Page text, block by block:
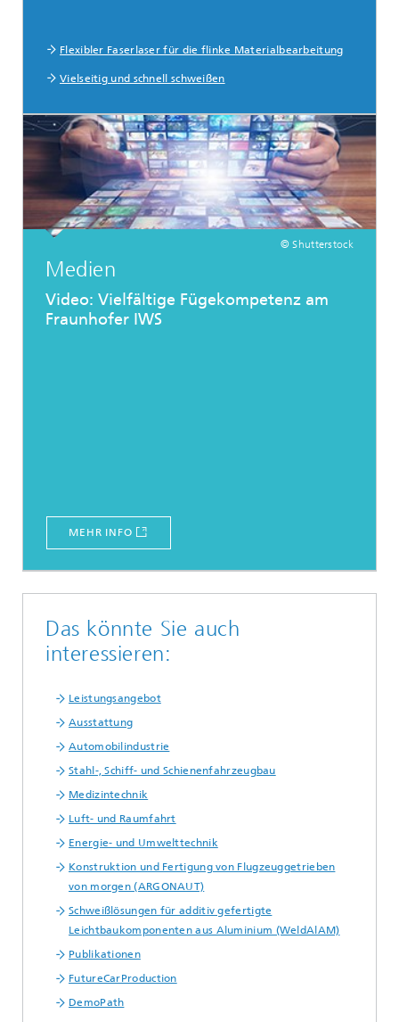
Flexibler Faserlaser für die flinke Materialbearbeitung
Vielseitig und schnell schweißen
© Shutterstock
Medien
Video: Vielfältige Fügekompetenz am
Fraunhofer IWS
MEHR INFO
Das könnte Sie auch
interessieren:
Leistungsangebot
Ausstattung
Automobilindustrie
Stahl-, Schiff- und Schienenfahrzeugbau
Medizintechnik
Luft- und Raumfahrt
Energie- und Umwelttechnik
Konstruktion und Fertigung von Flugzeuggetrieben
von morgen (ARGONAUT)
Schweißlösungen für additiv gefertigte
Leichtbaukomponenten aus Aluminium (WeldAlAM)
Publikationen
FutureCarProduction
DemoPath